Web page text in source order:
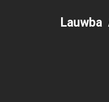
Lauwba